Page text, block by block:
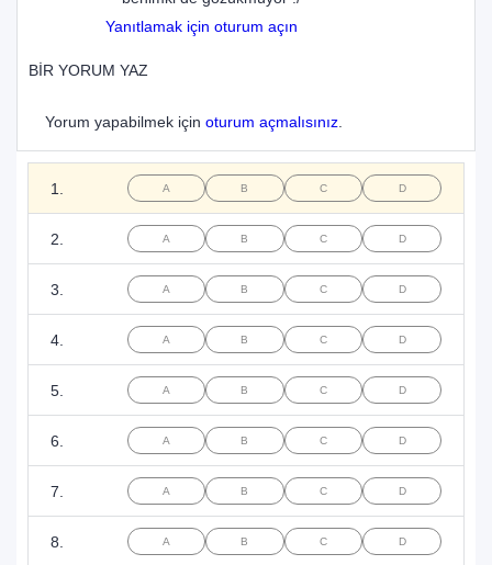
Yanıtlamak için oturum açın
BİR YORUM YAZ
Yorum yapabilmek için oturum açmalısınız.
1. A B C D
2. A B C D
3. A B C D
4. A B C D
5. A B C D
6. A B C D
7. A B C D
8. A B C D